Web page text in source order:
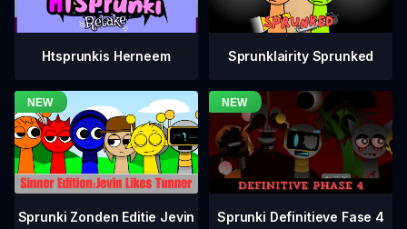
Htsprunkis Herneem Sprunklairity Sprunked
Sprunki Zonden Editie Jevin
Sprunki Definitieve Fase 4